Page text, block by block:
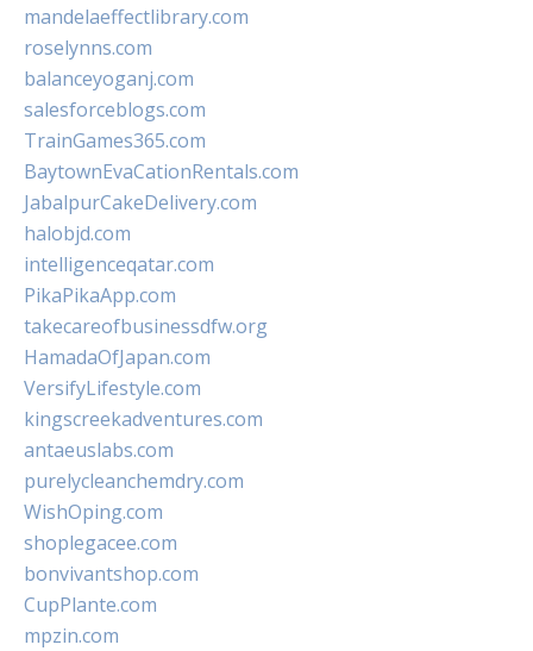
mandelaeffectlibrary.com
roselynns.com
balanceyoganj.com
salesforceblogs.com
TrainGames365.com
BaytownEvaCationRentals.com
JabalpurCakeDelivery.com
halobjd.com
intelligenceqatar.com
PikaPikaApp.com
takecareofbusinessdfw.org
HamadaOfJapan.com
VersifyLifestyle.com
kingscreekadventures.com
antaeuslabs.com
purelycleanchemdry.com
WishOping.com
shoplegacee.com
bonvivantshop.com
CupPlante.com
mpzin.com